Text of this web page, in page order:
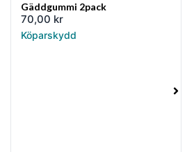
Gäddgummi 2pack
70,00 kr
Köparskydd